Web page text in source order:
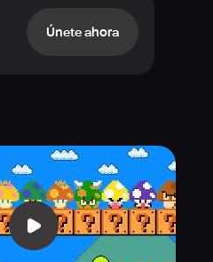
today!
Únete ahora